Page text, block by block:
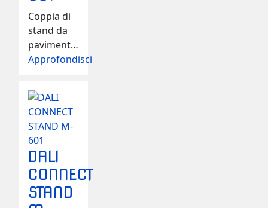
Coppia di
stand da
pavimento
sviluppato
altoparlanti
da
supporto
DALI per
garantire
la corretta
distanza
dal
pavimento.
Approfondisci
DALI
CONNECT
STAND